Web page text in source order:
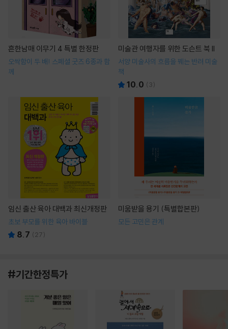
흔한남매 이무기 4 특별 한정판
오싹함이 두 배! 스페셜 굿즈 6종과 함
께
미술관 여행자를 위한 도슨트 북 II
서양 미술사의 흐름을 꿰는 반려 미술
책
10.0 ( 3)
임신 출산 육아 대백과 최신개정판
초보 부모를 위한 육아 바이블
8.7 ( 27)
미움받을 용기 (특별합본판)
모든 고민은 관계
#기간한정특가